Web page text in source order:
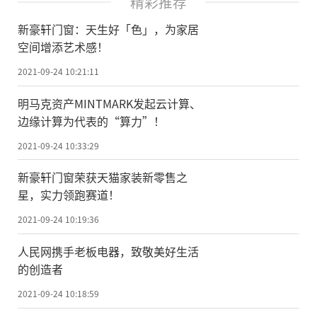
新豪轩门窗：天生好「色」，为家居
空间增添艺术感！
2021-09-24 10:21:11
明马克资产MINTMARK发起云计算、
边缘计算为代表的“算力”！
2021-09-24 10:33:29
新豪轩门窗荣获天猫家装新零售之
星，实力领跑赛道！
2021-09-24 10:19:36
人民网携手老板电器，致敬美好生活
的创造者
2021-09-24 10:18:59